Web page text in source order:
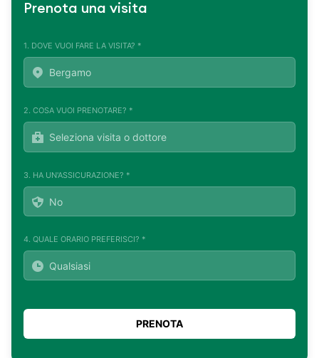
Prenota una visita
1. DOVE VUOI FARE LA VISITA? *
2. COSA VUOI PRENOTARE? *
3. HA UN'ASSICURAZIONE? *
4. QUALE ORARIO PREFERISCI? *